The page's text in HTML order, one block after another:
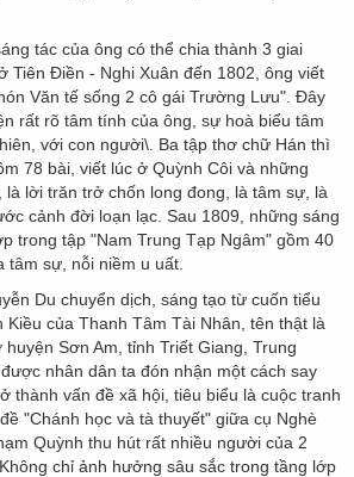
tác của ông có thể chia thành 3 giai
Tiên Điền - Nghi Xuân đến 1802, ông viết
Văn tế sống 2 cô gái Trường Lưu". Đây
rất rõ tâm tính của ông, sự hoà biểu tâm
với con người\. Ba tập thơ chữ Hán thì
78 bài, viết lúc ở Quỳnh Côi và những
là lời trăn trở chốn long đong, là tâm sự, là
cảnh đời loạn lạc. Sau 1809, những sáng
trong tập "Nam Trung Tạp Ngâm" gồm 40
tâm sự, nỗi niềm u uất.
Du chuyển dịch, sáng tạo từ cuốn tiểu
Kiều của Thanh Tâm Tài Nhân, tên thật là
Sơn Am, tỉnh Triết Giang, Trung
nhân dân ta đón nhận một cách say
thành vấn đề xã hội, tiêu biểu là cuộc tranh
"Chánh học và tà thuyết" giữa cụ Nghè
Quỳnh thu hút rất nhiều người của 2
chỉ ảnh hưởng sâu sắc trong tầng lớp